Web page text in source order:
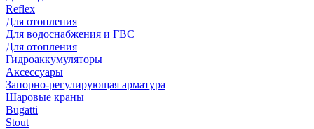
Reflex
Для отопления
Для водоснабжения и ГВС
Для отопления
Гидроаккумуляторы
Аксессуары
Запорно-регулирующая арматура
Шаровые краны
Bugatti
Stout